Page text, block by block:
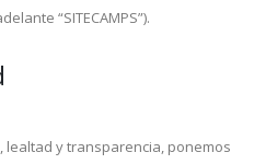
“SITECAMPS”).
lealtad y transparencia, ponemos